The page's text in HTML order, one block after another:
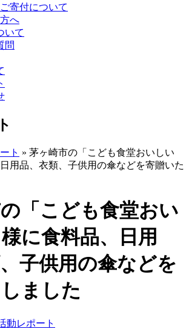
寄付について
へ
いて
問
ト » 茅ヶ崎市の「こども食堂おいしい
用品、衣類、子供用の傘などを寄贈いた
「こども食堂おい
に食料品、日用
子供用の傘などを
ました
動レポート